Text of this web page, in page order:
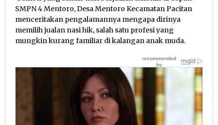
SMPN 4 Mentoro, Desa Mentoro Kecamatan Pacitan
menceritakan pengalamannya mengapa dirinya
memilih jualan nasi hik, salah satu profesi yang
mungkin kurang familiar di kalangan anak muda.